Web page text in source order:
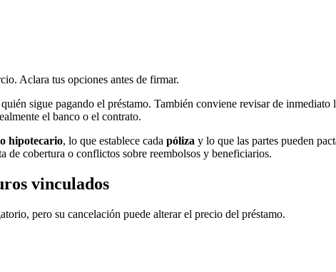
Aclara tus opciones antes de firmar.
sigue pagando el préstamo. También conviene revisar de inmediato
el banco o el contrato.
hipotecario, lo que establece cada póliza y lo que las partes pueden
de cobertura o conflictos sobre reembolsos y beneficiarios.
vinculados
pero su cancelación puede alterar el precio del préstamo.